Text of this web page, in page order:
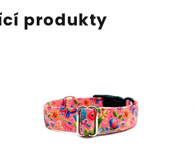
produkty